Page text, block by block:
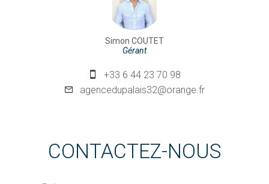
Simon COUTET
Gérant
+33 6 44 23 70 98
agencedupalais32@orange.fr
CONTACTEZ-NOUS